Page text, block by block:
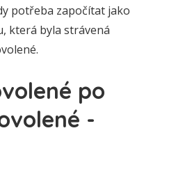
potřeba započítat jako
která byla strávená
po
-